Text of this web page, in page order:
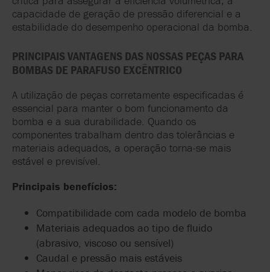
capacidade de geração de pressão diferencial e a
estabilidade do desempenho operacional da bomba.
PRINCIPAIS VANTAGENS DAS NOSSAS PEÇAS PARA
BOMBAS DE PARAFUSO EXCÊNTRICO
A utilização de peças corretamente especificadas é
essencial para manter o bom funcionamento da
bomba e a sua durabilidade. Quando os
componentes trabalham dentro das tolerâncias e
materiais adequados, a operação torna-se mais
estável e previsível.
Principais benefícios:
Compatibilidade com cada modelo de bomba
Materiais adequados ao tipo de fluido
(abrasivo, viscoso ou sensível)
Caudal e pressão mais estáveis